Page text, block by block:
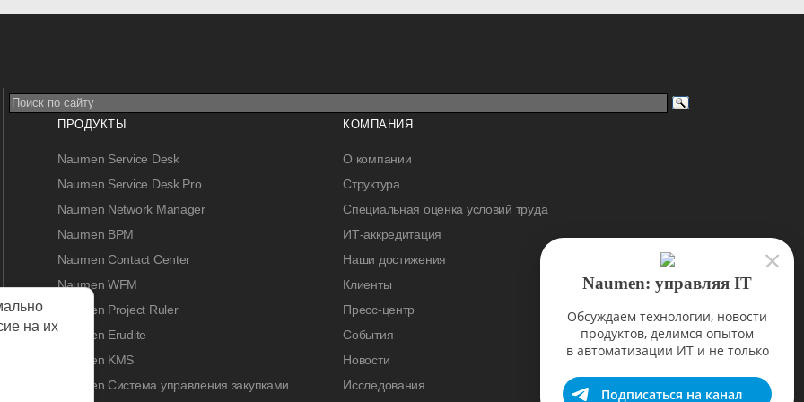
ПРОДУКТЫ
Naumen Service Desk
Naumen Service Desk Pro
Naumen Network Manager
Naumen BPM
Naumen Contact Center
Naumen WFM
Naumen Project Ruler
Naumen Erudite
Naumen KMS
Naumen Система управления закупками
КОМПАНИЯ
О компании
Структура
Специальная оценка условий труда
ИТ-аккредитация
Наши достижения
Клиенты
Пресс-центр
События
Новости
Исследования
на их
Naumen: управляя IT
Обсуждаем технологии, новости
продуктов, делимся опытом
в автоматизации ИТ и не только
Подписаться на канал